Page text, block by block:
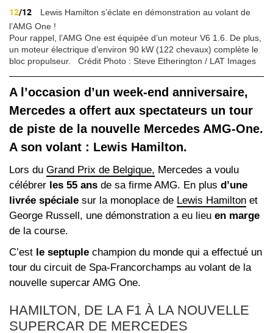
12/12
Lewis Hamilton s’éclate en démonstration au volant de
l’AMG One !
Pour rappel, l’AMG One est équipée d’un moteur V6 1.6. De plus,
un moteur électrique d’environ 90 kW (122 chevaux) complète le
bloc propulseur.
Crédit Photo : Steve Etherington / LAT Images
A l’occasion d’un week-end anniversaire,
Mercedes a offert aux spectateurs un tour
de piste de la nouvelle Mercedes AMG-One.
A son volant : Lewis Hamilton.
Lors du Grand Prix de Belgique, Mercedes a voulu
célébrer les 55 ans de sa firme AMG. En plus d’une
livrée spéciale sur la monoplace de Lewis Hamilton et
George Russell, une démonstration a eu lieu en marge
de la course.
C’est le septuple champion du monde qui a effectué un
tour du circuit de Spa-Francorchamps au volant de la
nouvelle supercar AMG One.
HAMILTON, DE LA F1 À LA NOUVELLE
SUPERCAR DE MERCEDES